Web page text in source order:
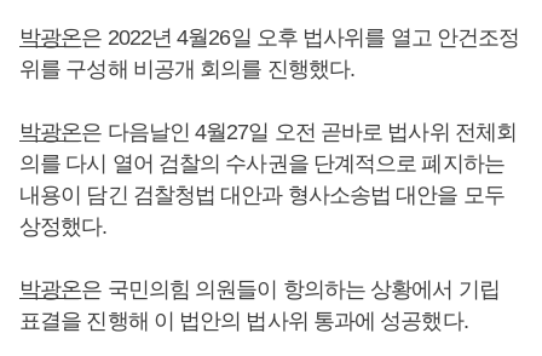
박광온은 2022년 4월26일 오후 법사위를 열고 안건조정
위를 구성해 비공개 회의를 진행했다.
박광온은 다음날인 4월27일 오전 곧바로 법사위 전체회
의를 다시 열어 검찰의 수사권을 단계적으로 폐지하는
내용이 담긴 검찰청법 대안과 형사소송법 대안을 모두
상정했다.
박광온은 국민의힘 의원들이 항의하는 상황에서 기립
표결을 진행해 이 법안의 법사위 통과에 성공했다.